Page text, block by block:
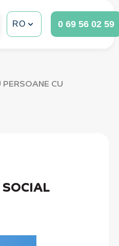
RO 0 69 56 02 59
CU